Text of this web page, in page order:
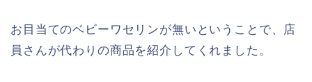
お目当てのベビーワセリンが無いということで、店
員さんが代わりの商品を紹介してくれました。